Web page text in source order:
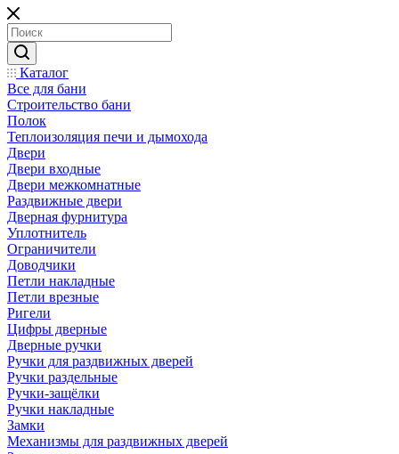
Каталог
Все для бани
Строительство бани
Полок
Теплоизоляция печи и дымохода
Двери
Двери входные
Двери межкомнатные
Раздвижные двери
Дверная фурнитура
Уплотнитель
Ограничители
Доводчики
Петли накладные
Петли врезные
Ригели
Цифры дверные
Дверные ручки
Ручки для раздвижных дверей
Ручки раздельные
Ручки-защёлки
Ручки накладные
Замки
Механизмы для раздвижных дверей